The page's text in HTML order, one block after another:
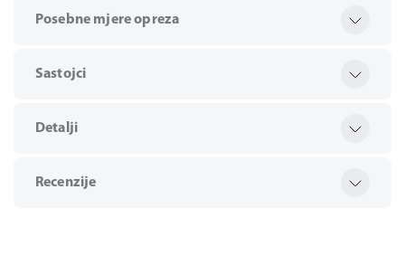
Posebne mjere opreza
Sastojci
Detalji
Recenzije